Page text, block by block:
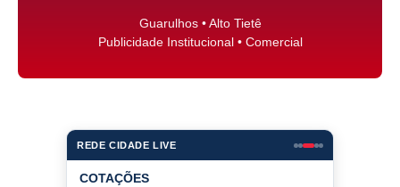
Guarulhos • Alto Tietê
Publicidade Institucional • Comercial
REDE CIDADE LIVE
COTAÇÕES